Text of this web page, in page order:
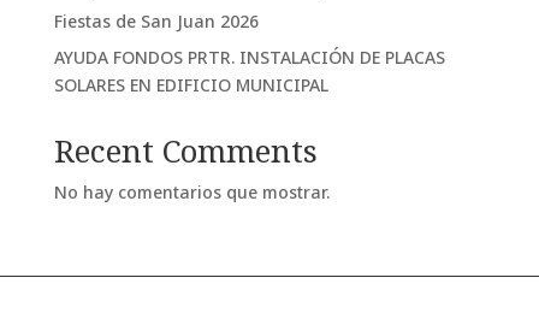
Fiestas de San Juan 2026
AYUDA FONDOS PRTR. INSTALACIÓN DE PLACAS
SOLARES EN EDIFICIO MUNICIPAL
Recent Comments
No hay comentarios que mostrar.